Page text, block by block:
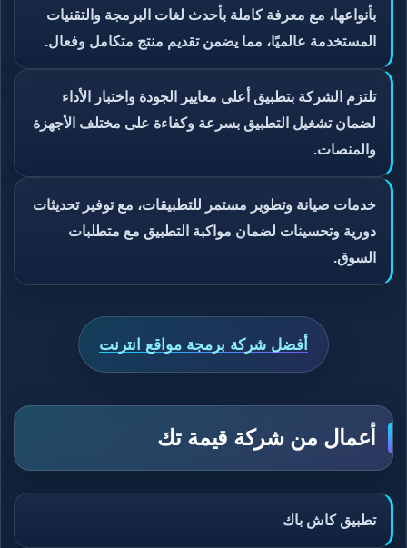
بأنواعها، مع معرفة كاملة بأحدث لغات البرمجة والتقنيات
المستخدمة عالميًا، مما يضمن تقديم منتج متكامل وفعال.
تلتزم الشركة بتطبيق أعلى معايير الجودة واختبار الأداء
لضمان تشغيل التطبيق بسرعة وكفاءة على مختلف الأجهزة
والمنصات.
خدمات صيانة وتطوير مستمر للتطبيقات، مع توفير تحديثات
دورية وتحسينات لضمان مواكبة التطبيق مع متطلبات
السوق.
أفضل شركة برمجة مواقع انترنت
أعمال من شركة قيمة تك
تطبيق كاش باك